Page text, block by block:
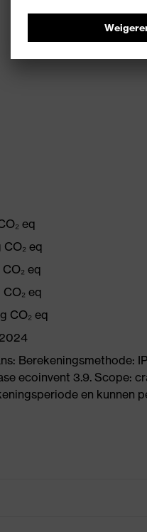
eq
eq
eq
eq
CO₂ eq
Berekeningsmethode:
ecoinvent 3.9. Scope:
en kunnen